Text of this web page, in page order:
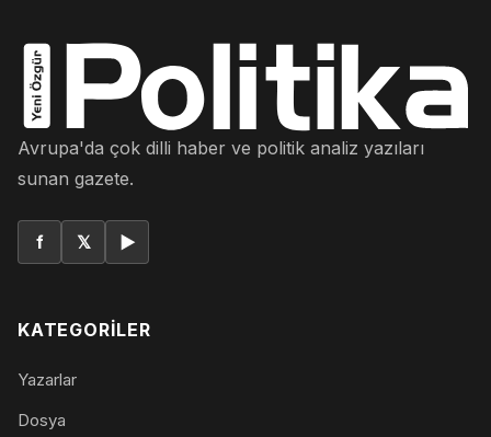
Avrupa'da çok dilli haber ve politik analiz yazıları
sunan gazete.
f 𝕏 ▶
KATEGORILER
Yazarlar
Dosya